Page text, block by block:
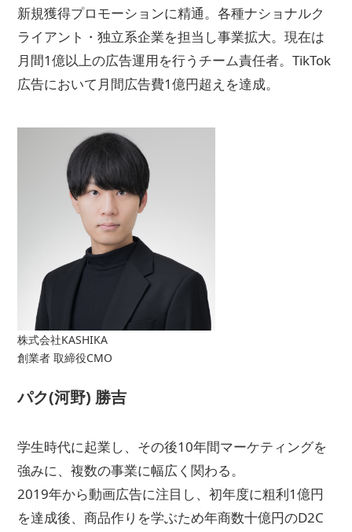
新規獲得プロモーションに精通。各種ナショナルク
ライアント・独立系企業を担当し事業拡大。現在は
月間1億以上の広告運用を行うチーム責任者。TikTok
広告において月間広告費1億円超えを達成。
株式会社KASHIKA
創業者 取締役CMO
パク(河野) 勝吉
学生時代に起業し、その後10年間マーケティングを
強みに、複数の事業に幅広く関わる。
2019年から動画広告に注目し、初年度に粗利1億円
を達成後、商品作りを学ぶため年商数十億円のD2C